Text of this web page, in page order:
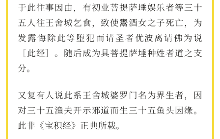
于此往事因由，有初业菩提萨埵娱乐者等三十
五人往王舍城乞食，致使鬻酒女之子死亡，为
发露悔除此等堕犯而请圣者优波离请佛为说
［此经］。随后成为具菩提萨埵种姓者道之支
分。
又复有人说此系王舍城婆罗门名为界生者，因
对三十五渔夫开示邪道而生三十五鱼头因缘。
此非《宝积经》正典所载。